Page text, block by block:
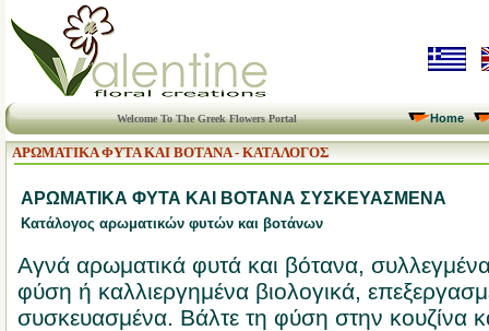
Welcome To The Greek Flowers Portal Home
ΑΡΩΜΑΤΙΚΑ ΦΥΤΑ ΚΑΙ ΒΟΤΑΝΑ - ΚΑΤΑΛΟΓΟΣ
ΑΡΩΜΑΤΙΚΑ ΦΥΤΑ ΚΑΙ ΒΟΤΑΝΑ ΣΥΣΚΕΥΑΣΜΕΝΑ
Κατάλογος αρωματικών φυτών και βοτάνων
Αγνά αρωματικά φυτά και βότανα,
φύση ή καλλιεργημένα βιολογικά,
συσκευασμένα. Βάλτε τη φύση στην κουζίνα